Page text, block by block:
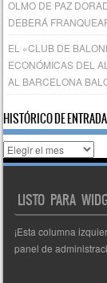
OLMO DE PAZ
DEBERÁ
EL «CLUB DE
ECONÓMICAS DEL
AL BARCELONA
HISTÓRICO DE
Histórico
de
LISTO PARA
¡Esta columna
panel de